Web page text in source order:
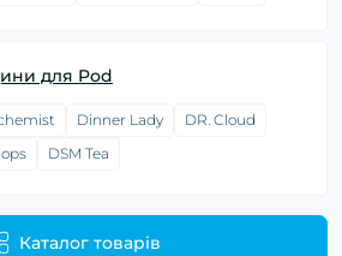
для Pod
Dinner Lady
DR. Cloud
DSM Tea
Каталог товарів